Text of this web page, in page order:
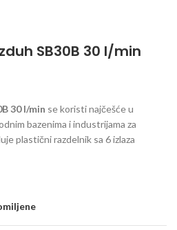
SB30B 30 l/min
30 l/min se koristi najčešće u
bazenima i industrijama za
plastični razdelnik sa 6 izlaza